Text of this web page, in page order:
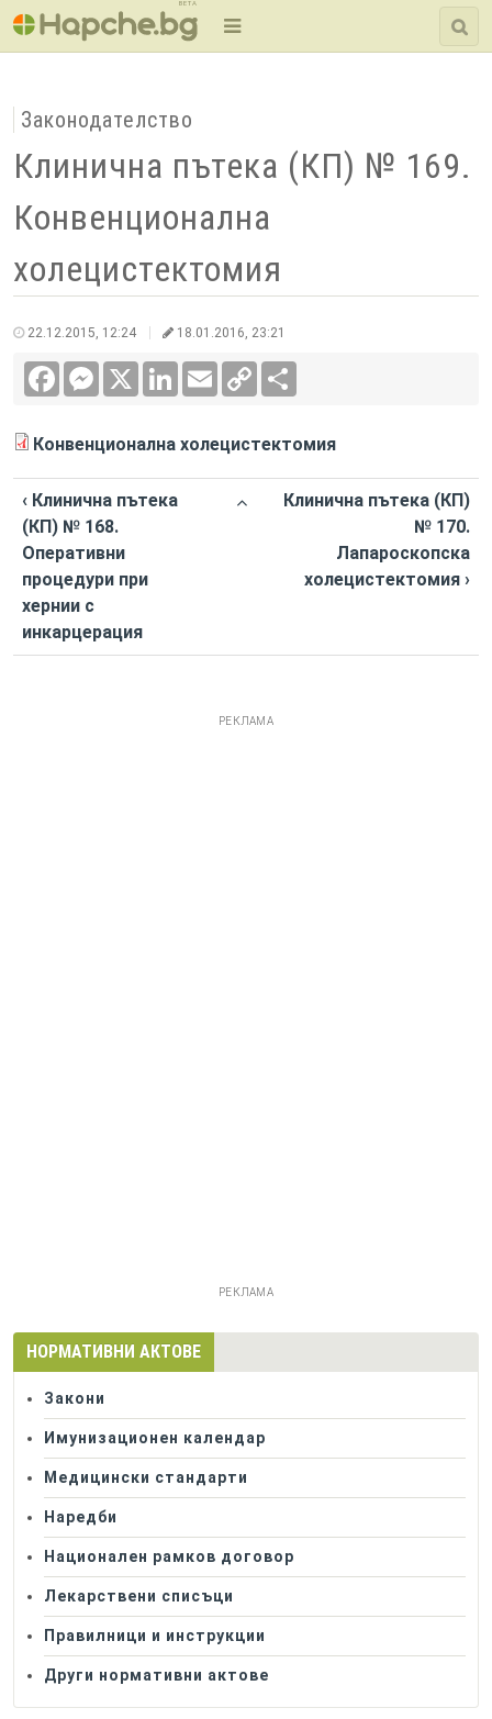
BETA
Законодателство
Клинична пътека (КП) № 169.
Конвенционална
холецистектомия
22.12.2015, 12:24 18.01.2016, 23:21
FacebookMessenger LinkedInEmail
Copy
Link
Конвенционална холецистектомия
‹ Клинична пътека
(КП) № 168.
Оперативни
процедури при
хернии с
инкарцерация
Клинична пътека (КП)
№ 170.
Лапароскопска
холецистектомия ›
РЕКЛАМА
РЕКЛАМА
НОРМАТИВНИ АКТОВЕ
Закони
Имунизационен календар
Медицински стандарти
Наредби
Национален рамков договор
Лекарствени списъци
Правилници и инструкции
Други нормативни актове